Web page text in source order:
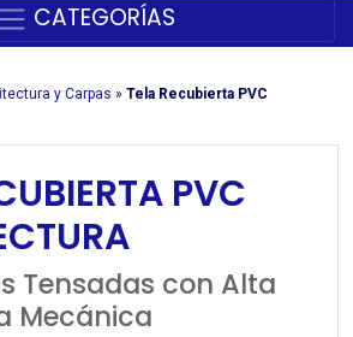
CATEGORÍAS
y Carpas » Tela Recubierta PVC
PVC
Tensadas con Alta
Mecánica